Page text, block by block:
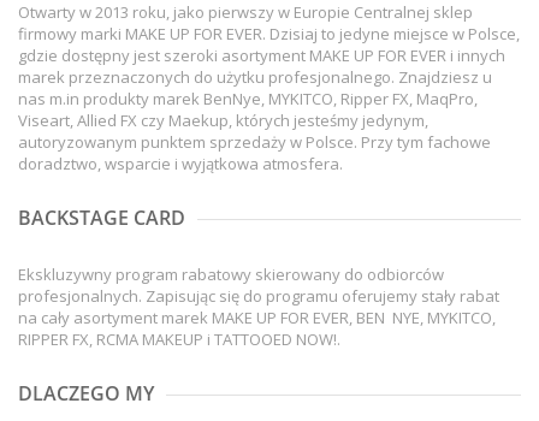
Otwarty w 2013 roku, jako pierwszy w Europie Centralnej sklep
firmowy marki MAKE UP FOR EVER. Dzisiaj to jedyne miejsce w Polsce,
gdzie dostępny jest szeroki asortyment MAKE UP FOR EVER i innych
marek przeznaczonych do użytku profesjonalnego. Znajdziesz u
nas m.in produkty marek BenNye, MYKITCO, Ripper FX, MaqPro,
Viseart, Allied FX czy Maekup, których jesteśmy jedynym,
autoryzowanym punktem sprzedaży w Polsce. Przy tym fachowe
doradztwo, wsparcie i wyjątkowa atmosfera.
BACKSTAGE CARD
Ekskluzywny program rabatowy skierowany do odbiorców
profesjonalnych. Zapisując się do programu oferujemy stały rabat
na cały asortyment marek MAKE UP FOR EVER, BEN NYE, MYKITCO,
RIPPER FX, RCMA MAKEUP i TATTOOED NOW!.
DLACZEGO MY